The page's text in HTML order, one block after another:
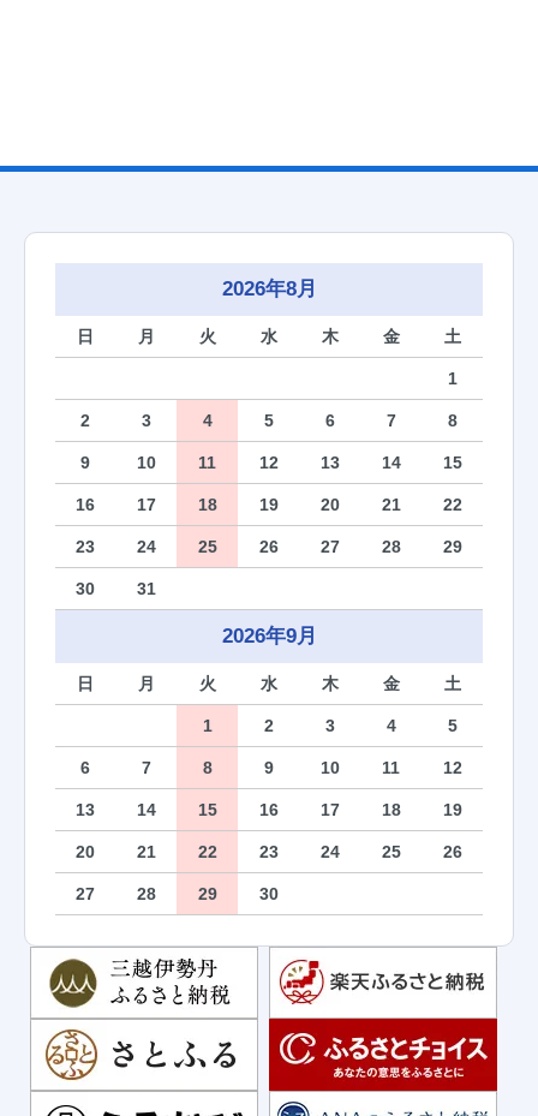
2026年8月
日 月 火 水 木 金 土
1
2 3 4 5 6 7 8
9 10 11 12 13 14 15
16 17 18 19 20 21 22
23 24 25 26 27 28 29
30 31
2026年9月
日 月 火 水 木 金 土
1 2 3 4 5
6 7 8 9 10 11 12
13 14 15 16 17 18 19
20 21 22 23 24 25 26
27 28 29 30